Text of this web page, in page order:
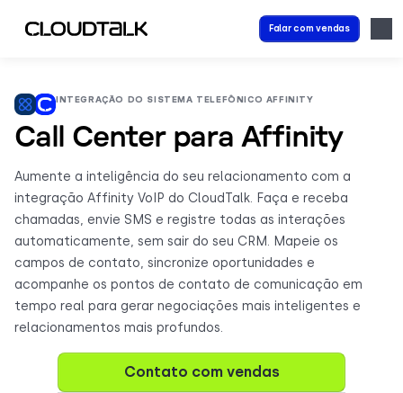
Falar com vendas
INTEGRAÇÃO DO SISTEMA TELEFÔNICO AFFINITY
Call Center para Affinity
Aumente a inteligência do seu relacionamento com a
integração Affinity VoIP do CloudTalk. Faça e receba
chamadas, envie SMS e registre todas as interações
automaticamente, sem sair do seu CRM. Mapeie os
campos de contato, sincronize oportunidades e
acompanhe os pontos de contato de comunicação em
tempo real para gerar negociações mais inteligentes e
relacionamentos mais profundos.
Contato com vendas